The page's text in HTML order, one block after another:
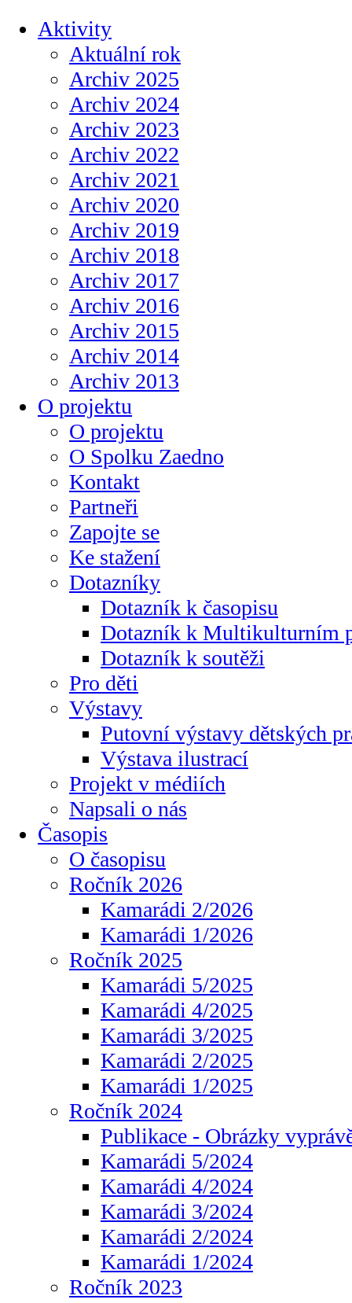
Aktivity
Aktuální rok
Archiv 2025
Archiv 2024
Archiv 2023
Archiv 2022
Archiv 2021
Archiv 2020
Archiv 2019
Archiv 2018
Archiv 2017
Archiv 2016
Archiv 2015
Archiv 2014
Archiv 2013
O projektu
O projektu
O Spolku Zaedno
Kontakt
Partneři
Zapojte se
Ke stažení
Dotazníky
Dotazník k časopisu
Dotazník k Multikulturním
Dotazník k soutěži
Pro děti
Výstavy
Putovní výstavy dětských
Výstava ilustrací
Projekt v médiích
Napsali o nás
Časopis
O časopisu
Ročník 2026
Kamarádi 2/2026
Kamarádi 1/2026
Ročník 2025
Kamarádi 5/2025
Kamarádi 4/2025
Kamarádi 3/2025
Kamarádi 2/2025
Kamarádi 1/2025
Ročník 2024
Publikace - Obrázky
Kamarádi 5/2024
Kamarádi 4/2024
Kamarádi 3/2024
Kamarádi 2/2024
Kamarádi 1/2024
Ročník 2023